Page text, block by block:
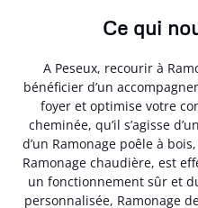
Ce qui
A Peseux, recourir à
bénéficier d’un
foyer et optimise votre
cheminée, qu’il s’agisse
d’un Ramonage poêle à
Ramonage chaudière, est
un fonctionnement sûr et
personnalisée, Ramonage